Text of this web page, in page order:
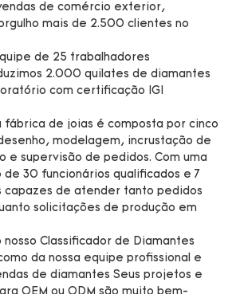
de comércio exterior,
mais de 2.500 clientes no
de 25 trabalhadores
2.000 quilates de diamantes
com certificação IGI
fábrica de joias é composta por cinco
modelagem, incrustação de
e supervisão de pedidos. Com uma
30 funcionários qualificados e 7
capazes de atender tanto pedidos
solicitações de produção em
nosso Classificador de Diamantes
da nossa equipe profissional e
de diamantes Seus projetos e